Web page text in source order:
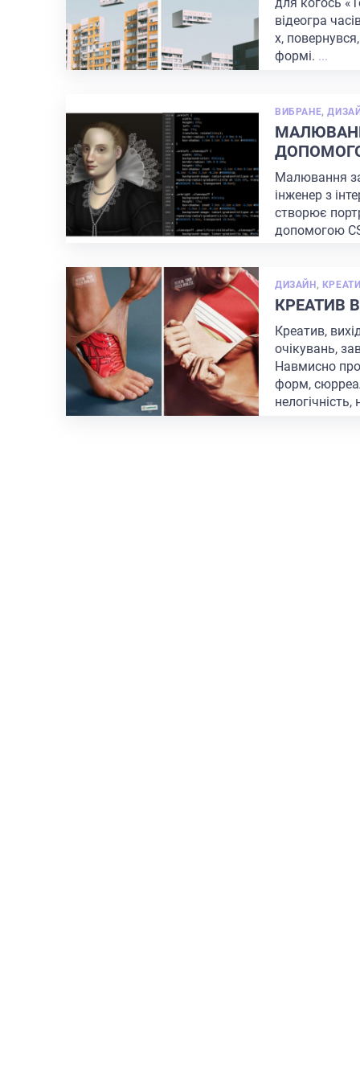
відеогра
х,
формі. ...
ВИБРАНЕ,
Малювання
інженер з
створює
допомогою
ДИЗАЙН ,
КРЕАТИВ
Креатив,
очікувань,
Навмисно
форм,
нелогічність,